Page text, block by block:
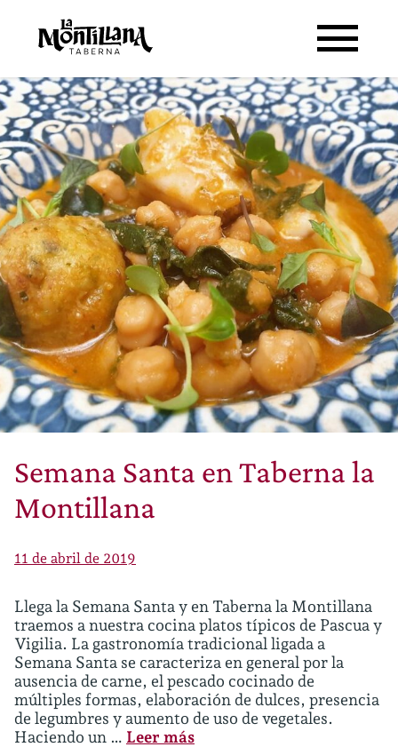
Semana Santa en Taberna la
Montillana
11 de abril de 2019
Llega la Semana Santa y en Taberna la Montillana
traemos a nuestra cocina platos típicos de Pascua y
Vigilia. La gastronomía tradicional ligada a
Semana Santa se caracteriza en general por la
ausencia de carne, el pescado cocinado de
múltiples formas, elaboración de dulces, presencia
de legumbres y aumento de uso de vegetales.
Haciendo un … Leer más